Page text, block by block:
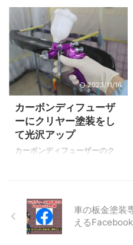
リヤー塗装です。 オーナーさ
んいわくインターネット検索
で当店が上位表示されたの
事。 そのブログ内容を確認し
てのご来店です。 ありがとう
御座 ...
カンポヴォーロ) 676Aへ塗装
エアコンスイッチパネルはレ
ッド(ロッソ・パッショー
ネ)111Aへ塗装させて頂きま
す。 塗装完了 塗装完了で
す。 素地からカラーチェンジ
することで内装パネルのドレ
スアップになります。 当店で
は持ち込みパーツ塗装も行っ
ております。 お気軽にご相談
ください。 この度は塗装のご
依頼誠にありがとうございま
2023/11/16
カーボンディフューザ
ーにクリヤー塗装をし
て光沢アップ
カーボンディフューザーのク
す。 ▲中古ですが目立ったキ
ズが無く表面の状態も良好で
す。 この上にクリヤー塗装を
車の板金塗装
える